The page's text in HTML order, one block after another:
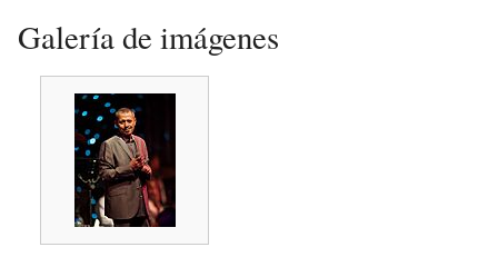
Galería de imágenes